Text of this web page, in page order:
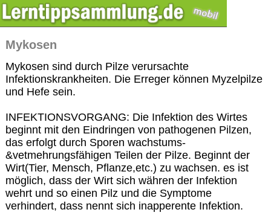
Mykosen
Mykosen sind durch Pilze verursachte
Infektionskrankheiten. Die Erreger können Myzelpilze
und Hefe sein.
INFEKTIONSVORGANG: Die Infektion des Wirtes
beginnt mit den Eindringen von pathogenen Pilzen,
das erfolgt durch Sporen wachstums-
&vetmehrungsfähigen Teilen der Pilze. Beginnt der
Wirt(Tier, Mensch, Pflanze,etc.) zu wachsen. es ist
möglich, dass der Wirt sich währen der Infektion
wehrt und so einen Pilz und die Symptome
verhindert, dass nennt sich inapperente Infektion.